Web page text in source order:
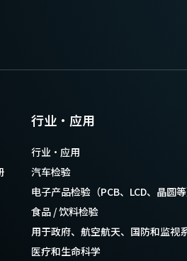
行业·应用
行业·应用
汽车检验
电子产品检验（PCB、LCD、晶圆等
食品 / 饮料检验
用于政府、航空航天、国防和监视
医疗和生命科学